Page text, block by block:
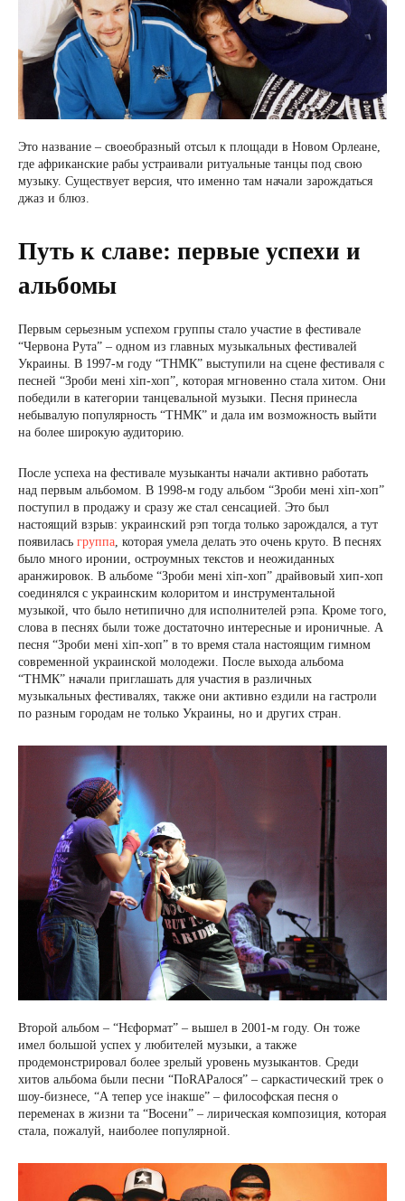
Это название – своеобразный отсыл к площади в Новом Орлеане,
где африканские рабы устраивали ритуальные танцы под свою
музыку. Существует версия, что именно там начали зарождаться
джаз и блюз.
Путь к славе: первые успехи и
альбомы
Первым серьезным успехом группы стало участие в фестивале
“Червона Рута” – одном из главных музыкальных фестивалей
Украины. В 1997-м году “ТНМК” выступили на сцене фестиваля с
песней “Зроби мені хіп-хоп”, которая мгновенно стала хитом. Они
победили в категории танцевальной музыки. Песня принесла
небывалую популярность “ТНМК” и дала им возможность выйти
на более широкую аудиторию.
После успеха на фестивале музыканты начали активно работать
над первым альбомом. В 1998-м году альбом “Зроби мені хіп-хоп”
поступил в продажу и сразу же стал сенсацией. Это был
настоящий взрыв: украинский рэп тогда только зарождался, а тут
появилась группа , которая умела делать это очень круто. В песнях
было много иронии, остроумных текстов и неожиданных
аранжировок. В альбоме “Зроби мені хіп-хоп” драйвовый хип-хоп
соединялся с украинским колоритом и инструментальной
музыкой, что было нетипично для исполнителей рэпа. Кроме того,
слова в песнях были тоже достаточно интересные и ироничные. А
песня “Зроби мені хіп-хоп” в то время стала настоящим гимном
современной украинской молодежи. После выхода альбома
“ТНМК” начали приглашать для участия в различных
музыкальных фестивалях, также они активно ездили на гастроли
по разным городам не только Украины, но и других стран.
Второй альбом – “Нєформат” – вышел в 2001-м году. Он тоже
имел большой успех у любителей музыки, а также
продемонстрировал более зрелый уровень музыкантов. Среди
хитов альбома были песни “ПоRAPалося” – саркастический трек о
шоу-бизнесе, “А тепер усе інакше” – философская песня о
переменах в жизни та “Восени” – лирическая композиция, которая
стала, пожалуй, наиболее популярной.